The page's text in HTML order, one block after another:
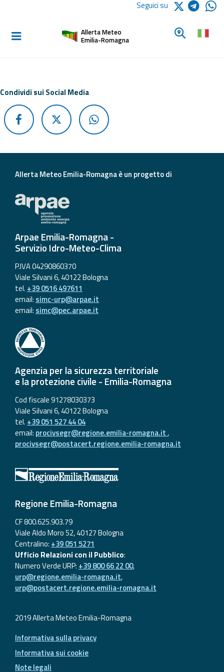
Informati e
Allerte E
Bollettini
Allerte e
Bollettini
Allerte e
Bollettini
Monitoraggio
Previsioni e dati
Previsioni meteo e
marine
Dati osservati
Radar meteo
Strumenti
Operativi
Report
Aggiornamenti
utili
Domande
frequenti
Guida per gli
sviluppatori
Il progetto
Meteo
Romagna
Seguici su
Allerta Meteo
Emilia-Romagna
Cerca un
Condividi sui Social Media
Allerta Meteo Emilia-Romagna è un progetto di
Arpae Emilia-Romagna -
Servizio Idro-Meteo-Clima
P.IVA 04290860370
Viale Silvani 6, 40122 Bologna
tel. +39 0516 497611
email: simc-urp@arpae.it
email: simc@pec.arpae.it
Agenzia per la sicurezza territoriale
e la protezione civile - Emilia-Romagna
Cod fiscale 91278030373
Viale Silvani 6, 40122 Bologna
tel. +39 051 527 44 04
email: procivsegr@regione.emilia-romagna.it,
procivsegr@postacert.regione.emilia-romagna.it
Regione Emilia-Romagna
CF 800.625.903.79
Viale Aldo Moro 52, 40127 Bologna
Centralino: +39 051 5271
Ufficio Relazioni con il Pubblico:
Numero Verde URP: +39 800 66 22 00,
urp@regione.emilia-romagna.it,
urp@postacert.regione.emilia-romagna.it
2019 Allerta Meteo Emilia-Romagna
Informativa sulla privacy
Informativa sui cookie
Note legali